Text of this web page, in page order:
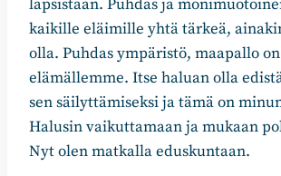
lapsistaan. Puhdas ja
kaikille eläimille yhtä tärkeä,
olla. Puhdas ympäristö, maapallo
elämällemme. Itse haluan olla
sen säilyttämiseksi ja tämä on
Halusin vaikuttamaan ja mukaan
Nyt olen matkalla eduskuntaan.